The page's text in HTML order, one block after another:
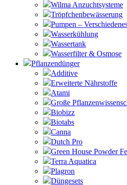
Wilma Anzuchtsysteme
Tröpfchenbewässerung
Pumpen –
Wasserkühlung
Wassertank
Wasserfilter & Osmose
Pflanzendünger
Additive
Erweiterte Nährstoffe
Atami
Große
Biobizz
Biotabs
Canna
Dutch Pro
Green House Powder
Terra Aquatica
Plagron
Düngesets